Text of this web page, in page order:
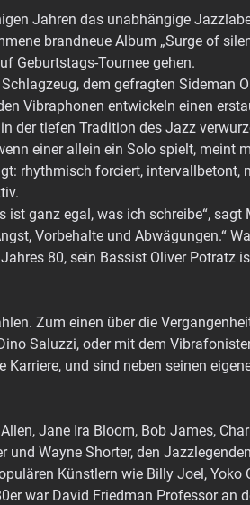
Jahren das unabhängige
brandneue Album „Surge of
Geburtstags-Tournee gehen.
dem gefragten Sideman
Vibraphonen entwickeln einen
der tiefen Tradition des Jazz
einer allein ein Solo spielt, meint
rhythmisch forciert, intervallbetont,
ganz egal, was ich schreibe“, sagt
Vorbehalte und Abwägungen.“
80, sein Bassist Oliver Potratz
Zum einen über die
Saluzzi, oder mit dem
und sind neben seinen
Jane Ira Bloom, Bob James,
und Wayne Shorter, den
Künstlern wie Billy Joel, Yoko
war David Friedman Professor an